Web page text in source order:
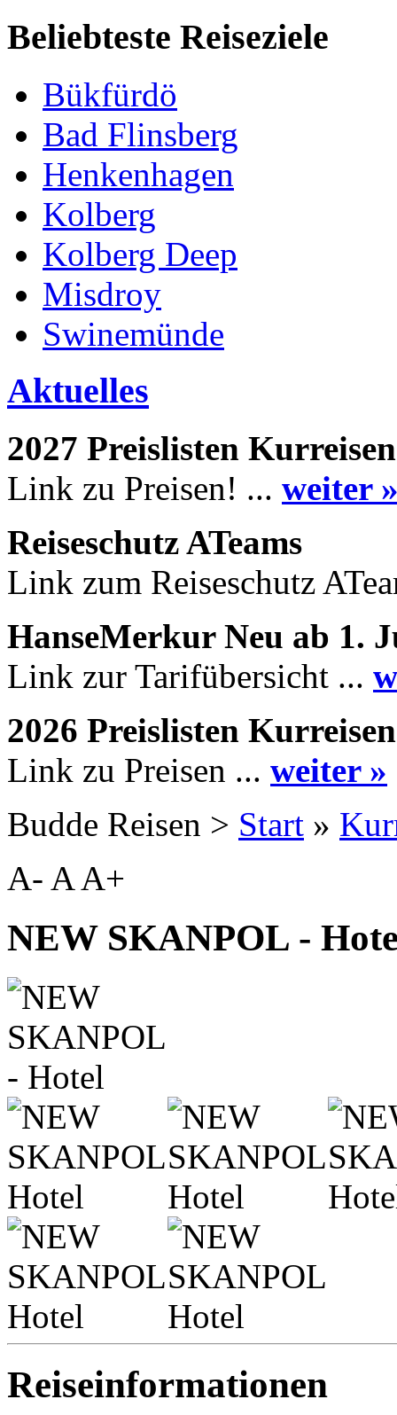
Beliebteste Reiseziele
Bükfürdö
Bad Flinsberg
Henkenhagen
Kolberg
Kolberg Deep
Misdroy
Swinemünde
Aktuelles
2027 Preislisten Kurreisen
Link zu Preisen! ... weiter
Reiseschutz ATeams
Link zum Reiseschutz
HanseMerkur Neu ab 1.
Link zur Tarifübersicht ...
2026 Preislisten Kurreisen
Link zu Preisen ... weiter »
Budde Reisen > Start »
A- A A+
NEW SKANPOL -
Reiseinformationen